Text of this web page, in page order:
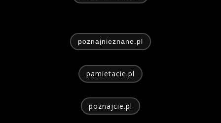
poznajnieznane.pl
pamietacie.pl
poznajcie.pl